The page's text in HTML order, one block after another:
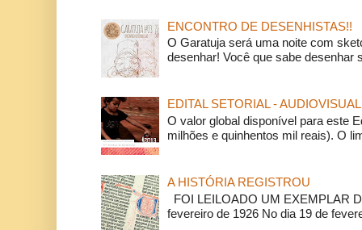
ENCONTRO DE DESENHISTAS!!
O Garatuja será uma noite com
desenhar! Você que sabe desenhar
EDITAL SETORIAL - AUDIOVISUAL
O valor global disponível para este
milhões e quinhentos mil reais). O
A HISTÓRIA REGISTROU
FOI LEILOADO UM EXEMPLAR
fevereiro de 1926 No dia 19 de